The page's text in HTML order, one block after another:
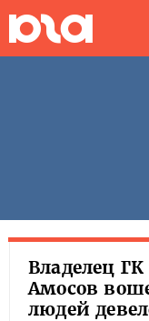
Владелец
Амосов
людей